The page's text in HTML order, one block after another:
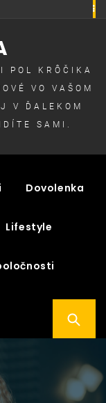
POL KRÔČIKA
VO VAŠOM
V ĎALEKOM
SAMI.
Dovolenka
Lifestyle